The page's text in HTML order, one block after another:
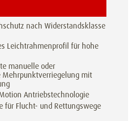
nach Widerstandsklasse
Leichtrahmenprofil für hohe
manuelle oder
mit
Antriebstechnologie
für Flucht- und Rettungswege